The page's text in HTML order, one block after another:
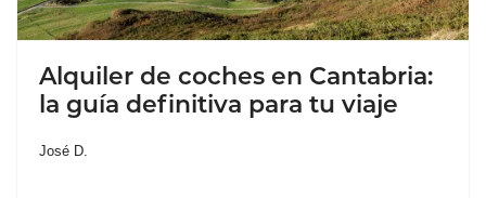
Alquiler de coches en Cantabria:
la guía definitiva para tu viaje
José D.